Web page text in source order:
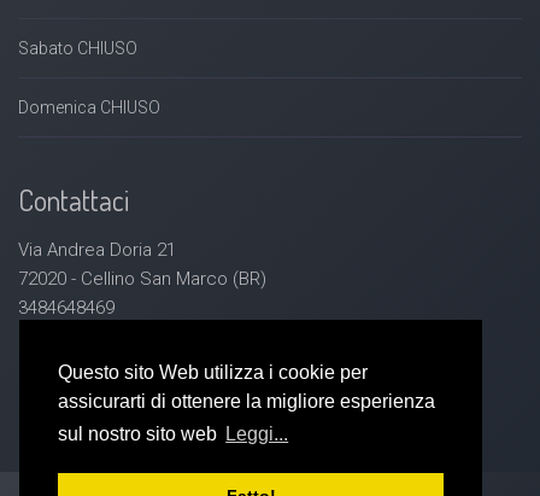
Questo sito Web utilizza i cookie per
assicurarti di ottenere la migliore esperienza
sul nostro sito web Leggi...
Sabato CHIUSO
Domenica CHIUSO
Contattaci
Via Andrea Doria 21
72020 - Cellino San Marco (BR)
3484648469